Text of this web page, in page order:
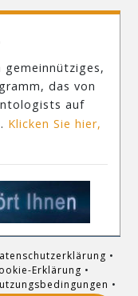
das von
auf
Klicken Sie hier,
•
Erklärung •
•